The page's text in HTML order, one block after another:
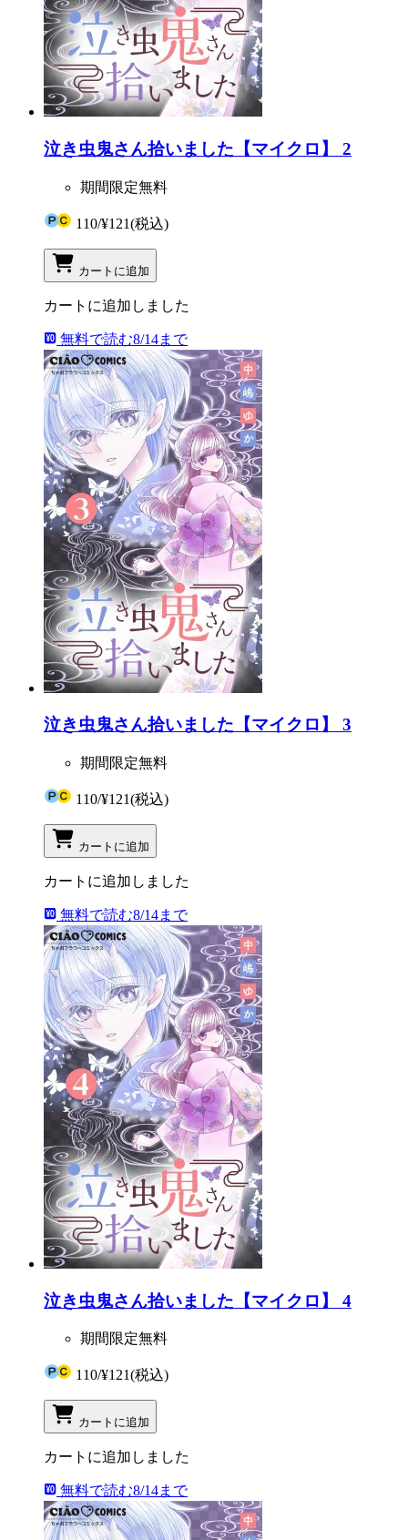
泣き虫鬼さん拾いました【マイクロ】 2
期間限定無料
110/¥121(税込)
カートに追加
カートに追加しました
無料で読む8/14まで
泣き虫鬼さん拾いました【マイクロ】 3
期間限定無料
110/¥121(税込)
カートに追加
カートに追加しました
無料で読む8/14まで
泣き虫鬼さん拾いました【マイクロ】 4
期間限定無料
110/¥121(税込)
カートに追加
カートに追加しました
無料で読む8/14まで